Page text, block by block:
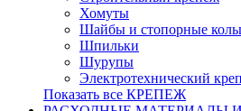
Хомуты
Шайбы и стопорные
Шпильки
Шурупы
Электротехнический
Показать все КРЕПЕЖ